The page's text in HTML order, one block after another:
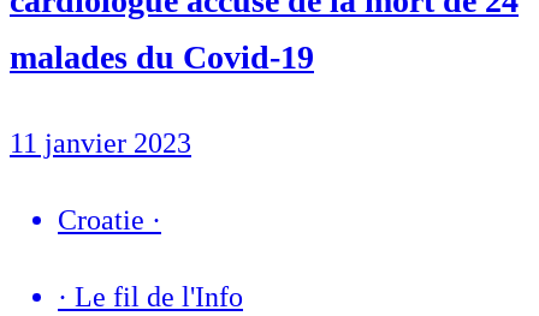
malades du Covid-19
11 janvier 2023
Croatie ·
· Le fil de l'Info